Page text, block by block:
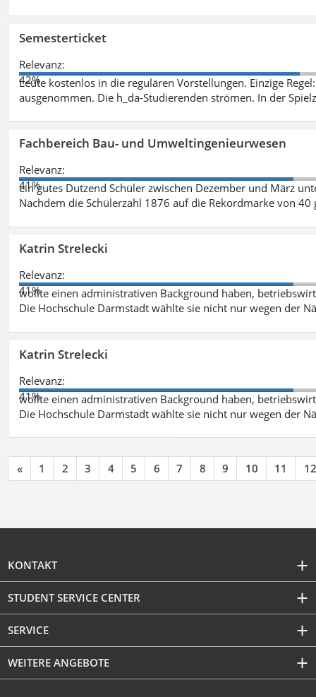
Semesterticket
Relevanz:
42%
Leute kostenlos in die regulären Vorstellungen. Einzige
ausgenommen. Die h_da-Studierenden strömen. In der
Fachbereich Bau- und Umweltingenieurwesen
Relevanz:
41%
ein gutes Dutzend Schüler zwischen Dezember und März
Nachdem die Schülerzahl 1876 auf die Rekordmarke von
Katrin Strelecki
Relevanz:
41%
wollte einen administrativen Background haben,
Die Hochschule Darmstadt wählte sie nicht nur wegen der
Katrin Strelecki
Relevanz:
41%
wollte einen administrativen Background haben,
Die Hochschule Darmstadt wählte sie nicht nur wegen der
« 1 2 3 4 5 6 7 8 9 10 11 12
KONTAKT
STUDENT SERVICE CENTER
SERVICE
WEITERE ANGEBOTE